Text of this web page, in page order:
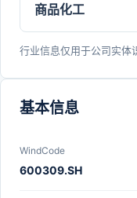
商品化工
行业信息仅用于公司实体
基本信息
WindCode
600309.SH